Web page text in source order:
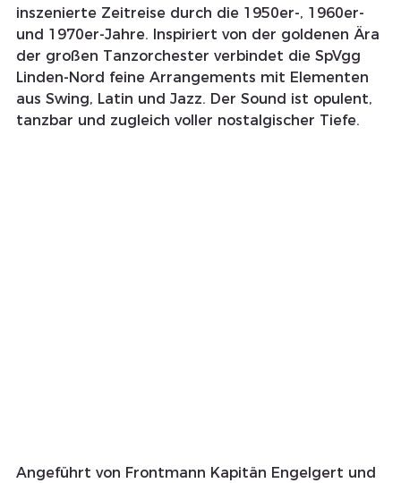
inszenierte Zeitreise durch die 1950er-, 1960er-
und 1970er-Jahre. Inspiriert von der goldenen Ära
der großen Tanzorchester verbindet die SpVgg
Linden-Nord feine Arrangements mit Elementen
aus Swing, Latin und Jazz. Der Sound ist opulent,
tanzbar und zugleich voller nostalgischer Tiefe.
Angeführt von Frontmann Kapitän Engelgert und